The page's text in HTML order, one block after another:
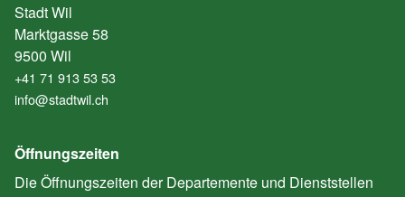
Stadt Wil
Marktgasse 58
9500 Wil
+41 71 913 53 53
info@stadtwil.ch
Öffnungszeiten
Die Öffnungszeiten der Departemente und Dienststellen